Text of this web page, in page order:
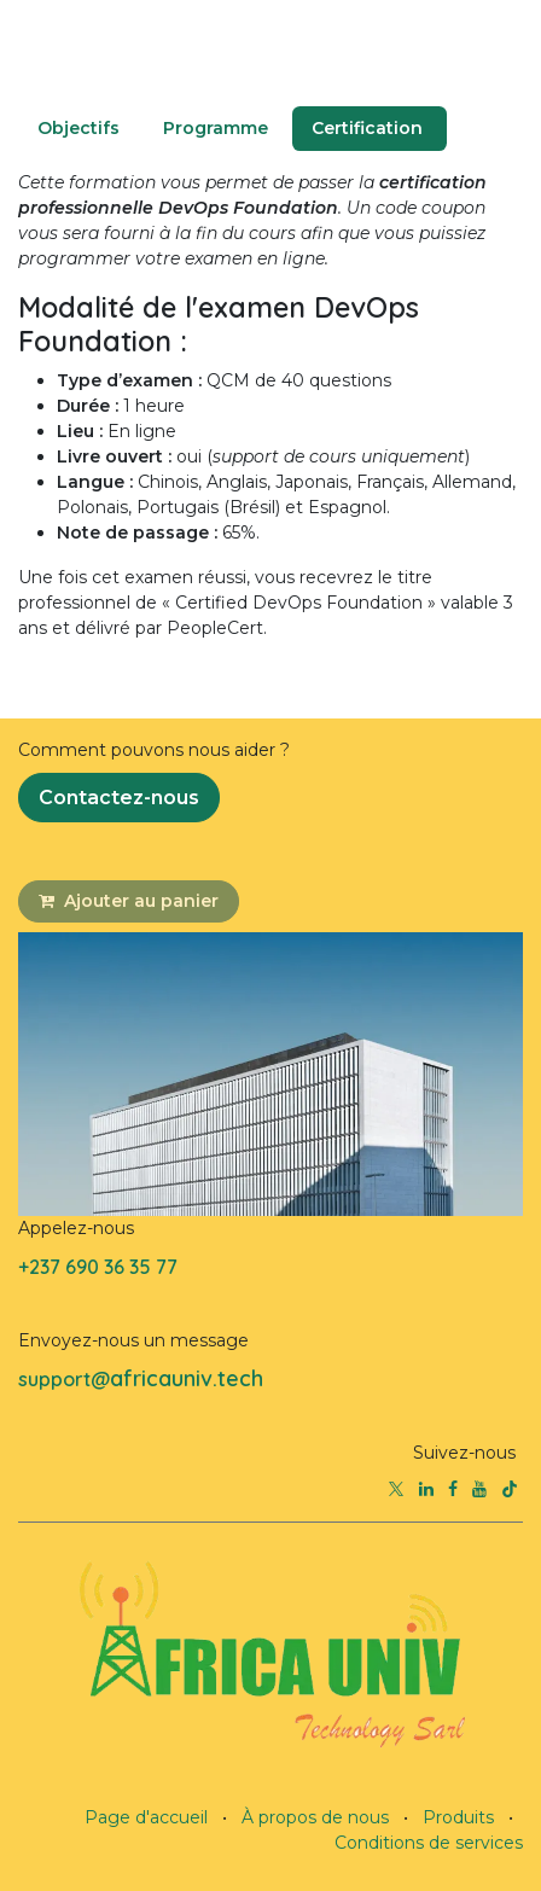
O​bjectifs P​rogramme Certification
Cette formation vous permet de passer la certification
professionnelle DevOps Foundation. Un code coupon
vous sera fourni à la fin du cours afin que vous puissiez
programmer votre examen en ligne.
Modalité de l'examen DevOps
Foundation :
Type d’examen : QCM de 40 questions
Durée : 1 heure
Lieu : En ligne
Livre ouvert : oui (support de cours uniquement)
Langue : Chinois, Anglais, Japonais, Français, Allemand,
Polonais, Portugais (Brésil) et Espagnol.
Note de passage : 65%.
Une fois cet examen réussi, vous recevrez le titre
professionnel de « Certified DevOps Foundation » valable 3
ans et délivré par PeopleCert.
Comment pouvons nous aider ?
Contactez-nous
Ajouter au panier
Appelez-nous
+237 690 36 35 77
Envoyez-nous un message
support@africauniv.tech
Suivez-nous
Page d'accueil • À propos de nous • Produits
•
Conditions de services